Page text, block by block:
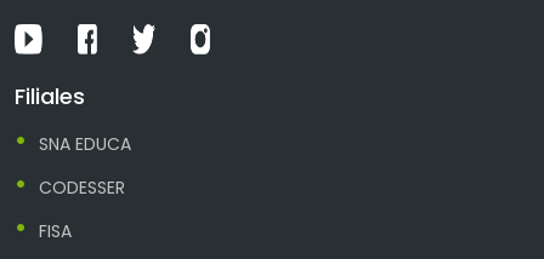
Filiales
SNA EDUCA
CODESSER
FISA